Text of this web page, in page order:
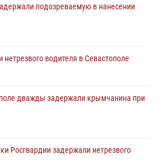
подозреваемую в нанесении
водителя в Севастополе
дважды задержали крымчанина при
Росгвардии задержали нетрезвого